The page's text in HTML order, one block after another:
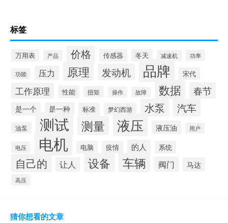
标签
万用表 产品 价格 传感器 冬天 减速机 功率
功能 压力 原理 发动机 品牌 宋代
工作原理 性能 扭矩 操作 故障 数据 春节
是一个 是一种 标准 梦幻西游 水泵 汽车
油泵 测试 测量 液压 液压油 用户
电压 电机 电脑 疫情 的人 系统
自己的 让人 设备 车辆 阀门 马达
高压
猜你想看的文章